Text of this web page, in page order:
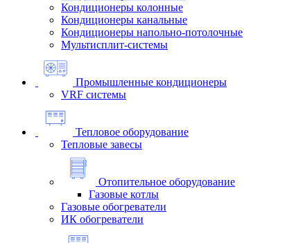
Кондиционеры колонные
Кондиционеры канальные
Кондиционеры напольно-потолочные
Мультисплит-системы
Промышленные кондиционеры
VRF системы
Тепловое оборудование
Тепловые завесы
Отопительное оборудование
Газовые котлы
Газовые обогреватели
ИК обогреватели